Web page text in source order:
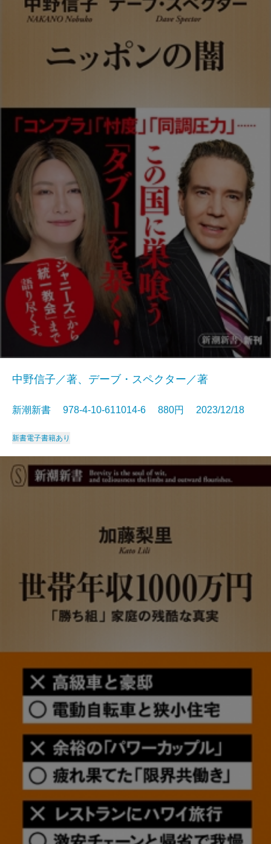
中野信子／著、デーブ・スペクター／著
新潮新書 978-4-10-611014-6 880円 2023/12/18
新書電子書籍あり